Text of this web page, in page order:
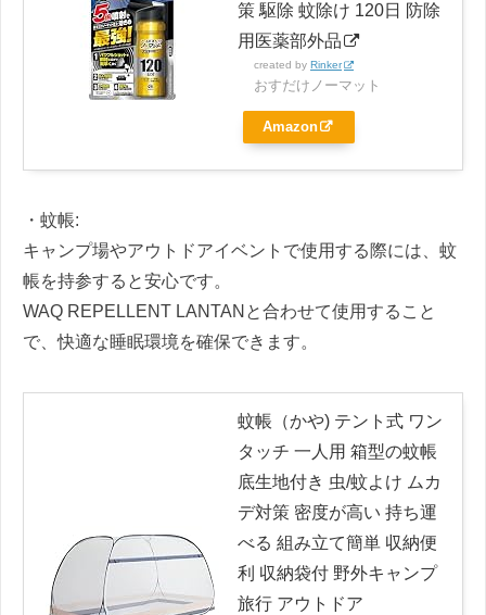
策 駆除 蚊除け 120日 防除
用医薬部外品
created by Rinker
おすだけノーマット
Amazon
・蚊帳:
キャンプ場やアウトドアイベントで使用する際には、蚊
帳を持参すると安心です。
WAQ REPELLENT LANTANと合わせて使用すること
で、快適な睡眠環境を確保できます。
蚊帳（かや) テント式 ワン
タッチ 一人用 箱型の蚊帳
底生地付き 虫/蚊よけ ムカ
デ対策 密度が高い 持ち運
べる 組み立て簡単 収納便
利 収納袋付 野外キャンプ
旅行 アウトドア